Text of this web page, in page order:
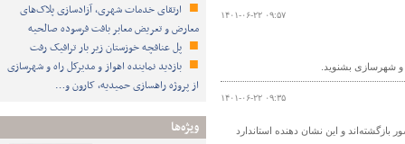
ارتقای خدمات شهری، آزادسازی پلاک‌های
معارض و تعریض معابر بافت فرسوده صالحیه
پل عنافچه خوزستان زیر بار ترافیک رفت
بازدید نماینده اهواز و مدیرکل راه و شهرسازی
از پروژه راهسازی حمیدیه، کارون و…
ویژه‌ها
۱۴۰۱-۰۶-۲۲ ۰۹:۵۷
و شهرسازی بشنوید.
۱۴۰۱-۰۶-۲۲ ۰۹:۳۵
و این نشان دهنده استاندارد